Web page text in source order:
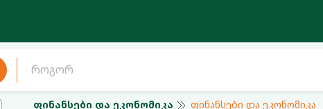
ფინანსები და ეკონომიკა ფინანსები და ეკონომიკა